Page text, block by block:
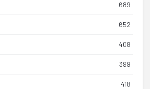
689
652
408
399
418